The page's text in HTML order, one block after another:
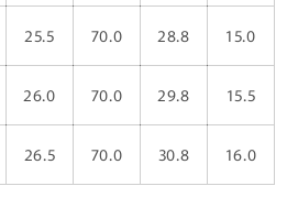
25.5 70.0 28.8 15.0
26.0 70.0 29.8 15.5
26.5 70.0 30.8 16.0